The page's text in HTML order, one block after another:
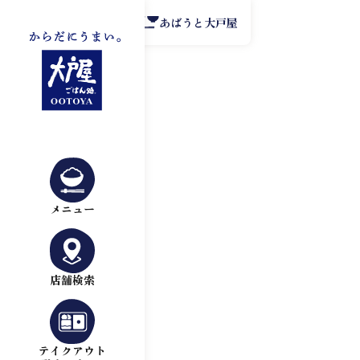
メニュー
店舗検索
テイクアウト
あばうと大戸屋